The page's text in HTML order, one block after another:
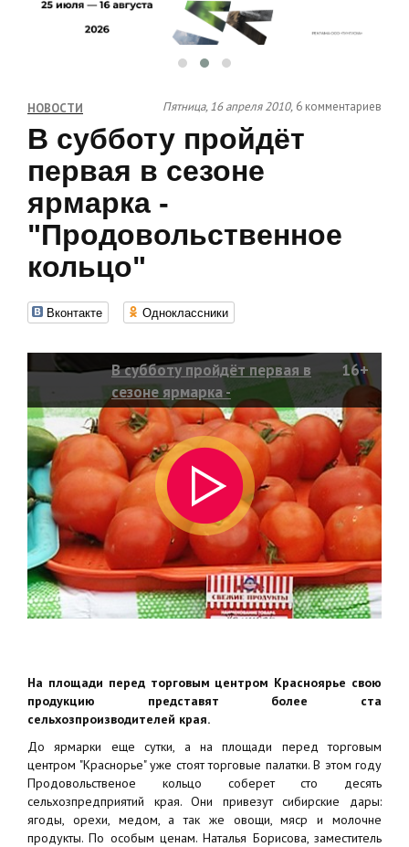
НОВОСТИ Пятница, 16 апреля 2010, 6 комментариев
В субботу пройдёт
первая в сезоне
ярмарка -
"Продовольственное
кольцо"
Вконтакте Одноклассники
В субботу пройдёт первая в
сезоне ярмарка -
"Продовольственное кольцо"
16+
На площади перед торговым центром Красноярье свою
продукцию представят более ста
сельхозпроизводителей края.
До ярмарки еще сутки, а на площади перед торговым
центром "Краснорье" уже стоят торговые палатки. В этом году
Продовольственое кольцо соберет сто десять
сельхозпредприятий края. Они привезут сибирские дары:
ягоды, орехи, медом, а так же овощи, мяср и молочне
продукты. По особым ценам. Наталья Борисова, заместитель